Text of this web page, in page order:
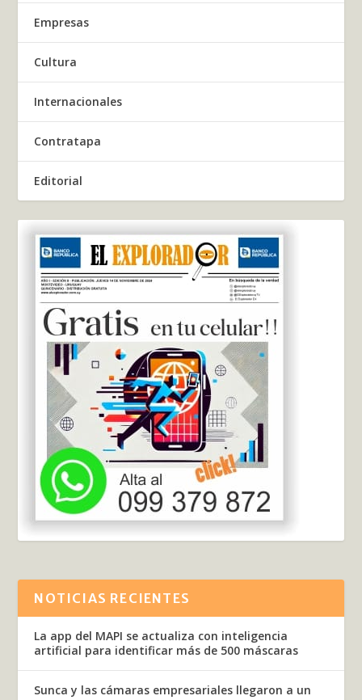
Empresas
Cultura
Internacionales
Contratapa
Editorial
NOTICIAS RECIENTES
La app del MAPI se actualiza con inteligencia
artificial para identificar más de 500 máscaras
Sunca y las cámaras empresariales llegaron a un